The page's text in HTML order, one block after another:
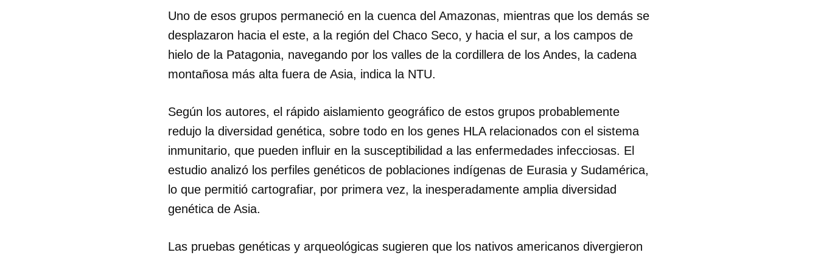
Uno de esos grupos permaneció en la cuenca del Amazonas, mientras que los demás se
desplazaron hacia el este, a la región del Chaco Seco, y hacia el sur, a los campos de
hielo de la Patagonia, navegando por los valles de la cordillera de los Andes, la cadena
montañosa más alta fuera de Asia, indica la NTU.
Según los autores, el rápido aislamiento geográfico de estos grupos probablemente
redujo la diversidad genética, sobre todo en los genes HLA relacionados con el sistema
inmunitario, que pueden influir en la susceptibilidad a las enfermedades infecciosas. El
estudio analizó los perfiles genéticos de poblaciones indígenas de Eurasia y Sudamérica,
lo que permitió cartografiar, por primera vez, la inesperadamente amplia diversidad
genética de Asia.
Las pruebas genéticas y arqueológicas sugieren que los nativos americanos divergieron